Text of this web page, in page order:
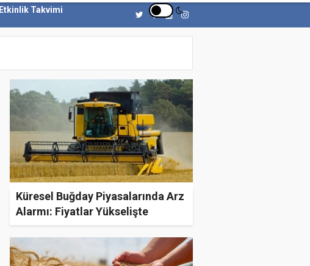
Etkinlik Takvimi
Küresel Buğday Piyasalarında Arz
Alarmı: Fiyatlar Yükselişte